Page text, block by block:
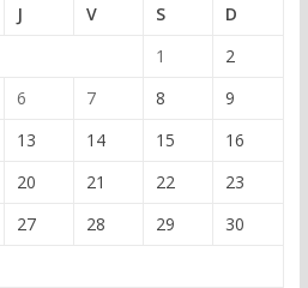
J V S
D
1
2
6 7 8
9
13 14 15
16
20 21 22
23
27 28 29
30